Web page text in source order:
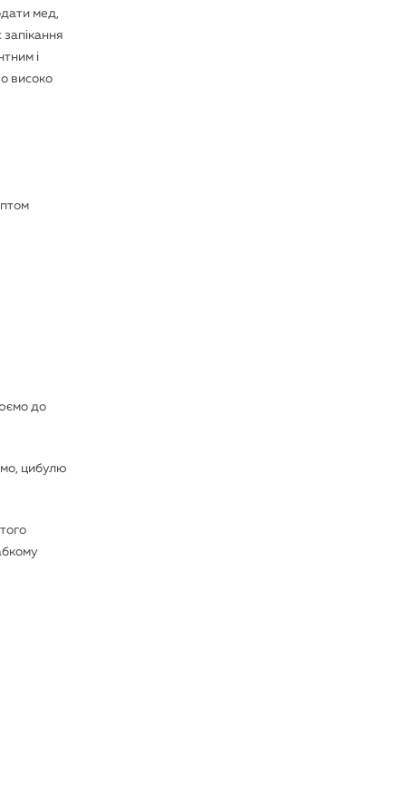
мед,
і
високо
до
цибулю